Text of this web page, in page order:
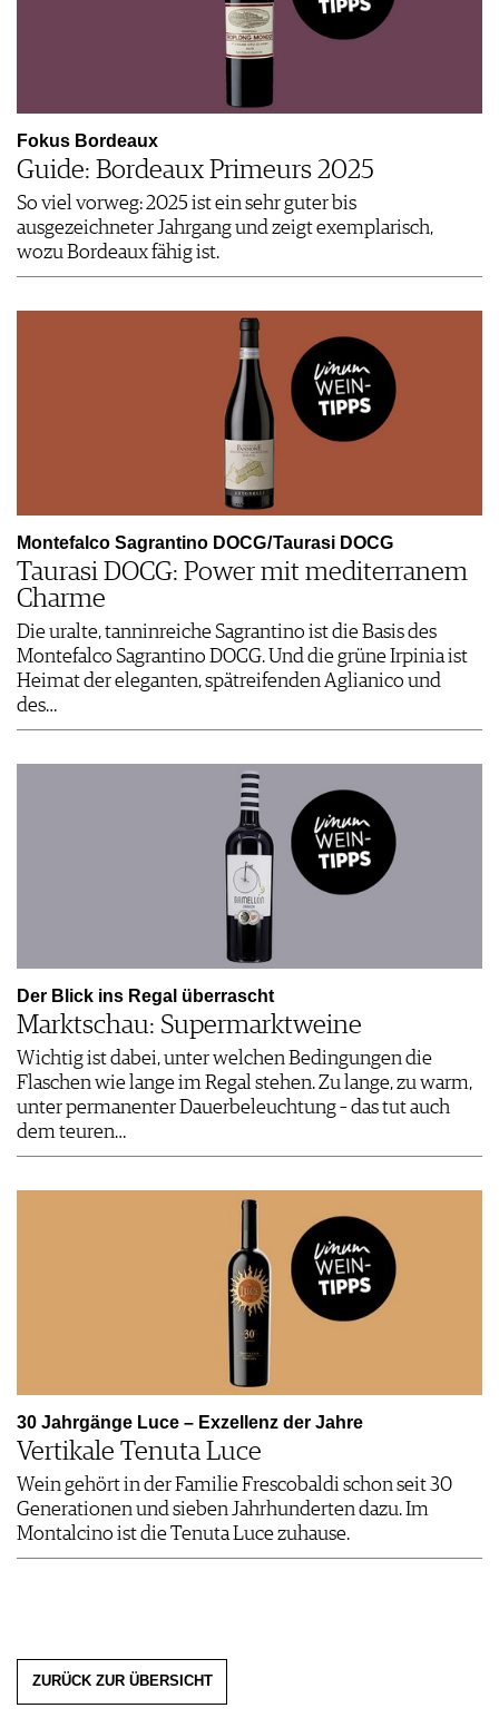
Fokus Bordeaux
Guide: Bordeaux Primeurs 2025
So viel vorweg: 2025 ist ein sehr guter bis
ausgezeichneter Jahrgang und zeigt exemplarisch,
wozu Bordeaux fähig ist.
Montefalco Sagrantino DOCG / Taurasi DOCG
Taurasi DOCG: Power mit mediterranem
Charme
Die uralte, tanninreiche Sagrantino ist die Basis des
Montefalco Sagrantino DOCG. Und die grüne Irpinia ist
Heimat der eleganten, spätreifenden Aglianico und
des…
Der Blick ins Regal überrascht
Marktschau: Supermarktweine
Wichtig ist dabei, unter welchen Bedingungen die
Flaschen wie lange im Regal stehen. Zu lange, zu warm,
unter permanenter Dauerbeleuchtung – das tut auch
dem teuren…
30 Jahrgänge Luce – Exzellenz der Jahre
Vertikale Tenuta Luce
Wein gehört in der Familie Frescobaldi schon seit 30
Generationen und sieben Jahrhunderten dazu. Im
Montalcino ist die Tenuta Luce zuhause.
ZURÜCK ZUR ÜBERSICHT